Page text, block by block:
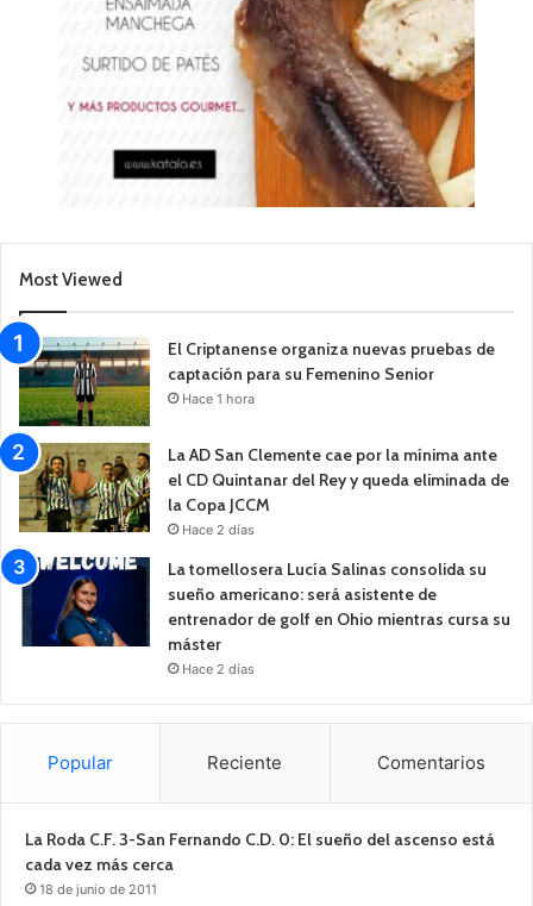
Most Viewed
El Criptanense organiza nuevas pruebas de
captación para su Femenino Senior
Hace 1 hora
La AD San Clemente cae por la mínima ante
el CD Quintanar del Rey y queda eliminada de
la Copa JCCM
Hace 2 días
La tomellosera Lucía Salinas consolida su
sueño americano: será asistente de
entrenador de golf en Ohio mientras cursa su
máster
Hace 2 días
Popular Reciente Comentarios
La Roda C.F. 3-San Fernando C.D. 0: El sueño del ascenso está
cada vez más cerca
18 de junio de 2011